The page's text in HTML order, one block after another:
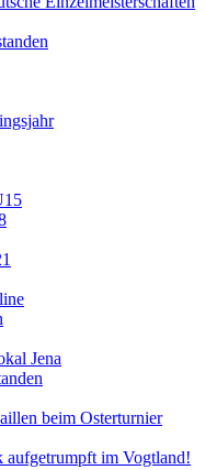
Jena
beim Osterturnier
aufgetrumpft im Vogtland!